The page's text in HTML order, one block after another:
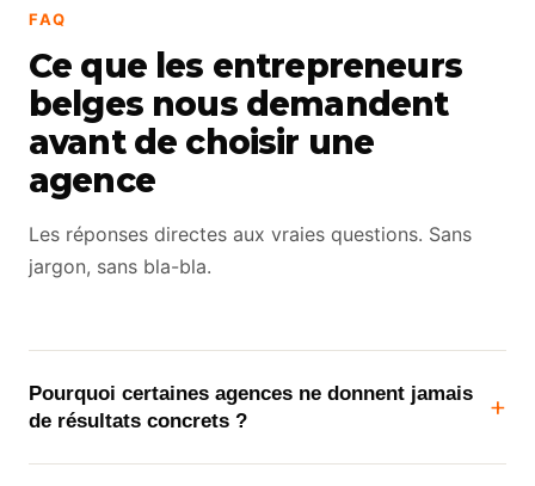
FAQ
Ce que les entrepreneurs
belges nous demandent
avant de choisir une
agence
Les réponses directes aux vraies questions. Sans
jargon, sans bla-bla.
Pourquoi certaines agences ne donnent jamais
de résultats concrets ?
+